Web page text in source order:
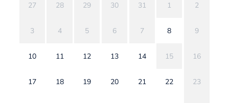
27 28 29 30 31 1 2
3 4 5 6 7 8 9
10 11 12 13 14 15 16
17 18 19 20 21 22 23